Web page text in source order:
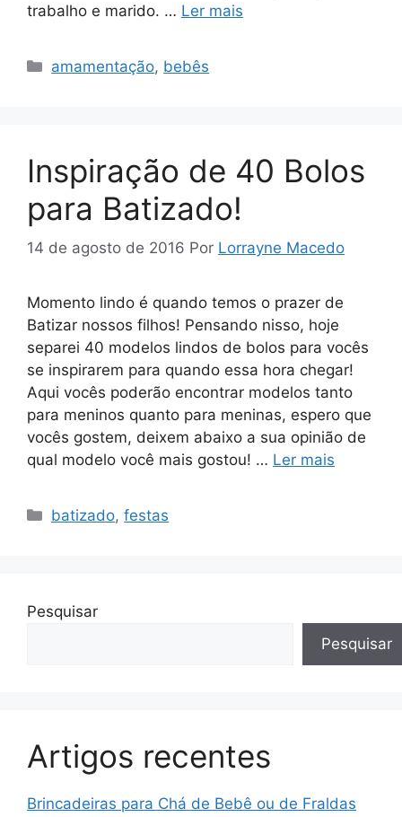
trabalho e marido. … Ler mais
Categorias
amamentação, bebês
Inspiração de 40 Bolos
para Batizado!
14 de agosto de 2016 Por Lorrayne Macedo
Momento lindo é quando temos o prazer de
Batizar nossos filhos! Pensando nisso, hoje
separei 40 modelos lindos de bolos para vocês
se inspirarem para quando essa hora chegar!
Aqui vocês poderão encontrar modelos tanto
para meninos quanto para meninas, espero que
vocês gostem, deixem abaixo a sua opinião de
qual modelo você mais gostou! … Ler mais
Categorias
batizado,festas
Pesquisar
Pesquisar
Artigos recentes
Brincadeiras para Chá de Bebê ou de Fraldas